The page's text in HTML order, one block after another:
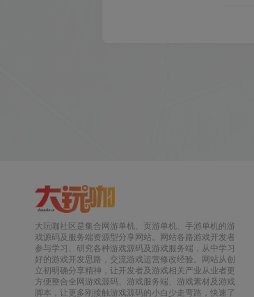
大玩咖社区是集合网游单机、页游单机、手游单机的游
戏源码及服务端资源型分享网站。网站各路游戏开发者
参与学习、研究各种游戏源码及游戏服务端，从中学习
好的游戏开发思路，交流游戏运营修改经验。网站从创
立初明确分享精神，让开发者及游戏相关产业从业者更
方便整合全网游戏源码、游戏服务端、游戏素材及游戏
脚本，让更多刚接触游戏源码的小白少走弯路，快速了